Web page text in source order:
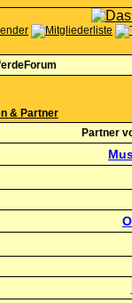
& Partner
Partner